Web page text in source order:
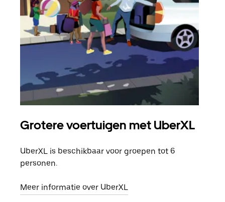
Grotere voertuigen met UberXL
UberXL is beschikbaar voor groepen tot 6
personen.
Meer informatie over UberXL